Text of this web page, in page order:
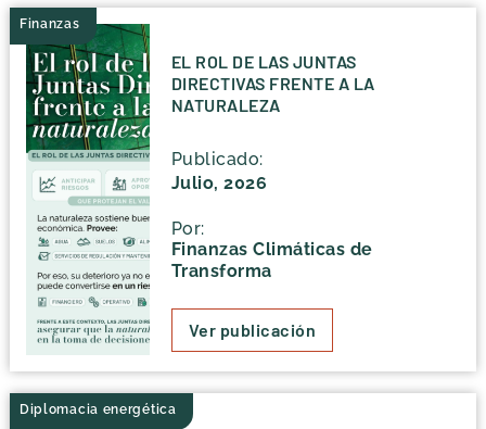
Finanzas
EL ROL DE LAS JUNTAS
DIRECTIVAS FRENTE A LA
NATURALEZA
Publicado:
Julio, 2026
Por:
Finanzas Climáticas de
Transforma
Ver publicación
Diplomacia energética